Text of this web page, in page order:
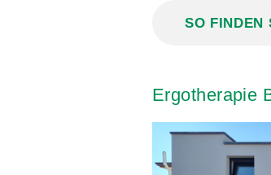
SO FINDEN
Ergotherapie